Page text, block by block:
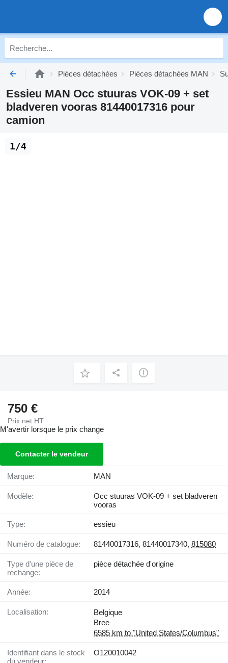
Pièces détachées Pièces détachées MAN
Essieu MAN Occ stuuras VOK-09 + set
bladveren vooras 81440017316 pour
camion
1/4
750 €
Prix net HT
M'avertir lorsque le prix change
Contacter le vendeur
Marque: MAN
Modèle:
Occ stuuras VOK-09 + set bladveren
vooras
Type: essieu
Numéro de catalogue: 81440017316, 81440017340, 815080
Type d'une pièce de
rechange:
pièce détachée d'origine
Année: 2014
Localisation:
Belgique
Bree
6585 km to "United States/Columbus"
Identifiant dans le stock
O120010042